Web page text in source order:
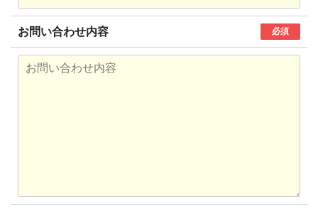
お問い合わせ内容 必須